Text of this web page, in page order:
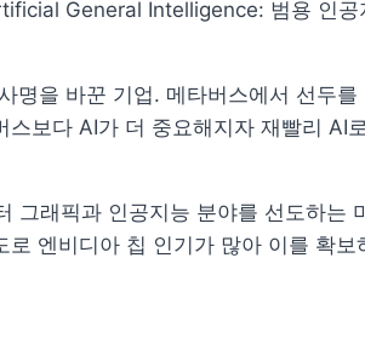
General Intelligence: 범용 인공
명을 바꾼 기업. 메타버스에서 선두를
보다 AI가 더 중요해지자 재빨리 AI
그래픽과 인공지능 분야를 선도하는
로 엔비디아 칩 인기가 많아 이를 확보